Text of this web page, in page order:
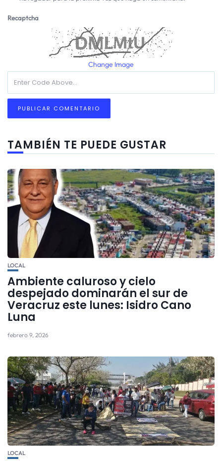
Recaptcha
Change Image
TAMBIÉN TE PUEDE GUSTAR
LOCAL
Ambiente caluroso y cielo
despejado dominarán el sur de
Veracruz este lunes: Isidro Cano
Luna
febrero 9, 2026
LOCAL